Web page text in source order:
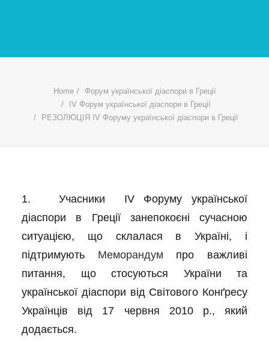
Home
Форум української діаспори в Греції
IV Форум української діаспори в Греції
РЕЗОЛЮЦІЯ IV Форуму української діаспори в Греції
1. Учасники IV Форуму української
діаспори в Греції занепокоєні сучасною
ситуацією, що склалася в Україні, і
підтримують Меморандум про важливі
питання, що стосуються України та
української діаспори від Світового Конґресу
Українців від 17 червня 2010 р., який
додається.